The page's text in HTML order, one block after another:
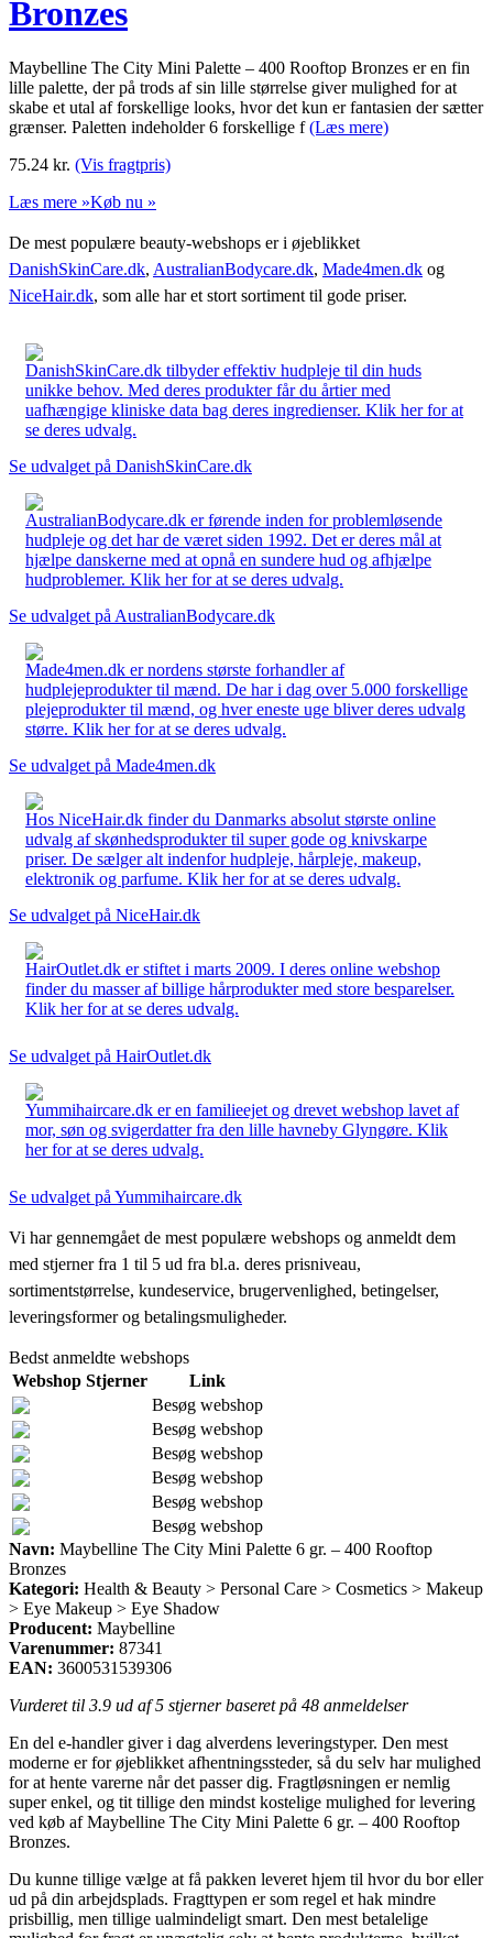
Bronzes
Maybelline The City Mini Palette – 400 Rooftop Bronzes er en fin
lille palette, der på trods af sin lille størrelse giver mulighed for at
skabe et utal af forskellige looks, hvor det kun er fantasien der sætter
grænser. Paletten indeholder 6 forskellige f(Læs mere)
75.24 kr. (Vis fragtpris)
Læs mere »Køb nu »
De mest populære beauty-webshops er i øjeblikket
DanishSkinCare.dk, AustralianBodycare.dk, Made4men.dk og
NiceHair.dk, som alle har et stort sortiment til gode priser.
DanishSkinCare.dk tilbyder effektiv hudpleje til din huds
unikke behov. Med deres produkter får du årtier med
uafhængige kliniske data bag deres ingredienser. Klik her for at
se deres udvalg.
Se udvalget på DanishSkinCare.dk
AustralianBodycare.dk er førende inden for problemløsende
hudpleje og det har de været siden 1992. Det er deres mål at
hjælpe danskerne med at opnå en sundere hud og afhjælpe
hudproblemer. Klik her for at se deres udvalg.
Se udvalget på AustralianBodycare.dk
Made4men.dk er nordens største forhandler af
hudplejeprodukter til mænd. De har i dag over 5.000 forskellige
plejeprodukter til mænd, og hver eneste uge bliver deres udvalg
større. Klik her for at se deres udvalg.
Se udvalget på Made4men.dk
Hos NiceHair.dk finder du Danmarks absolut største online
udvalg af skønhedsprodukter til super gode og knivskarpe
priser. De sælger alt indenfor hudpleje, hårpleje, makeup,
elektronik og parfume. Klik her for at se deres udvalg.
Se udvalget på NiceHair.dk
HairOutlet.dk er stiftet i marts 2009. I deres online webshop
finder du masser af billige hårprodukter med store besparelser.
Klik her for at se deres udvalg.
Se udvalget på HairOutlet.dk
Yummihaircare.dk er en familieejet og drevet webshop lavet af
mor, søn og svigerdatter fra den lille havneby Glyngøre. Klik
her for at se deres udvalg.
Se udvalget på Yummihaircare.dk
Vi har gennemgået de mest populære webshops og anmeldt dem
med stjerner fra 1 til 5 ud fra bl.a. deres prisniveau,
sortimentstørrelse, kundeservice, brugervenlighed, betingelser,
leveringsformer og betalingsmuligheder.
Bedst anmeldte webshops
Webshop Stjerner
Link
Besøg webshop
Besøg webshop
Besøg webshop
Besøg webshop
Besøg webshop
Besøg webshop
Navn: Maybelline The City Mini Palette 6 gr. – 400 Rooftop
Bronzes
Kategori: Health & Beauty > Personal Care > Cosmetics > Makeup
> Eye Makeup > Eye Shadow
Producent: Maybelline
Varenummer: 87341
EAN: 3600531539306
Vurderet til 3.9 ud af 5 stjerner baseret på 48 anmeldelser
En del e-handler giver i dag alverdens leveringstyper. Den mest
moderne er for øjeblikket afhentningssteder, så du selv har mulighed
for at hente varerne når det passer dig. Fragtløsningen er nemlig
super enkel, og tit tillige den mindst kostelige mulighed for levering
ved køb af Maybelline The City Mini Palette 6 gr. – 400 Rooftop
Bronzes.
Du kunne tillige vælge at få pakken leveret hjem til hvor du bor eller
ud på din arbejdsplads. Fragttypen er som regel et hak mindre
prisbillig, men tillige ualmindeligt smart. Den mest betalelige